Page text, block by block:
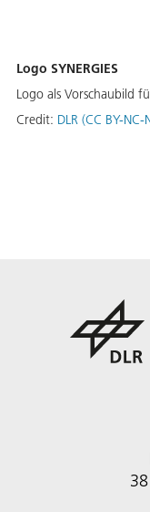
Logo SYNERGIES
Logo als Vorschaubild
Credit: DLR (CC BY-